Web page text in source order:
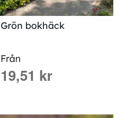
Grön bokhäck
Från
19,51 kr